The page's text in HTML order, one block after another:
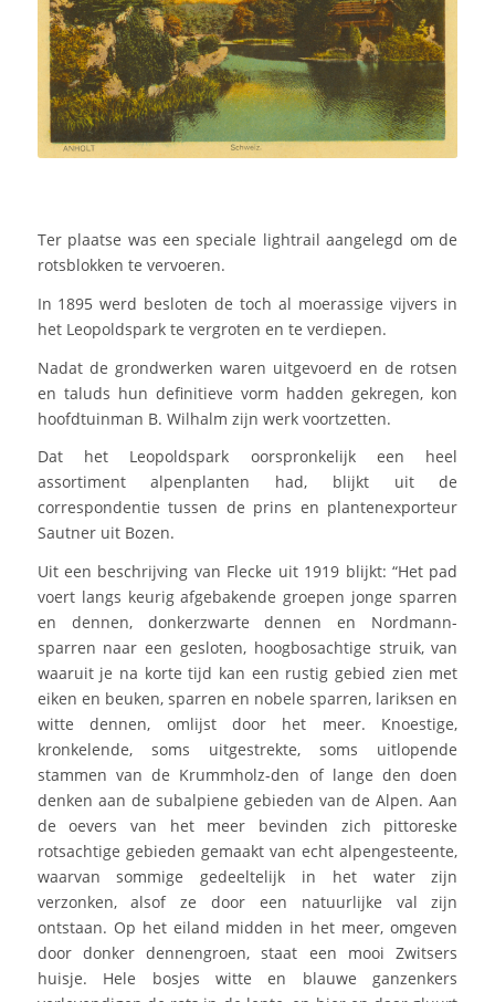
Ter plaatse was een speciale lightrail aangelegd om de
rotsblokken te vervoeren.
In 1895 werd besloten de toch al moerassige vijvers in
het Leopoldspark te vergroten en te verdiepen.
Nadat de grondwerken waren uitgevoerd en de rotsen
en taluds hun definitieve vorm hadden gekregen, kon
hoofdtuinman B. Wilhalm zijn werk voortzetten.
Dat het Leopoldspark oorspronkelijk een heel
assortiment alpenplanten had, blijkt uit de
correspondentie tussen de prins en plantenexporteur
Sautner uit Bozen.
Uit een beschrijving van Flecke uit 1919 blijkt: “Het pad
voert langs keurig afgebakende groepen jonge sparren
en dennen, donkerzwarte dennen en Nordmann-
sparren naar een gesloten, hoogbosachtige struik, van
waaruit je na korte tijd kan een rustig gebied zien met
eiken en beuken, sparren en nobele sparren, lariksen en
witte dennen, omlijst door het meer. Knoestige,
kronkelende, soms uitgestrekte, soms uitlopende
stammen van de Krummholz-den of lange den doen
denken aan de subalpiene gebieden van de Alpen. Aan
de oevers van het meer bevinden zich pittoreske
rotsachtige gebieden gemaakt van echt alpengesteente,
waarvan sommige gedeeltelijk in het water zijn
verzonken, alsof ze door een natuurlijke val zijn
ontstaan. Op het eiland midden in het meer, omgeven
door donker dennengroen, staat een mooi Zwitsers
huisje. Hele bosjes witte en blauwe ganzenkers